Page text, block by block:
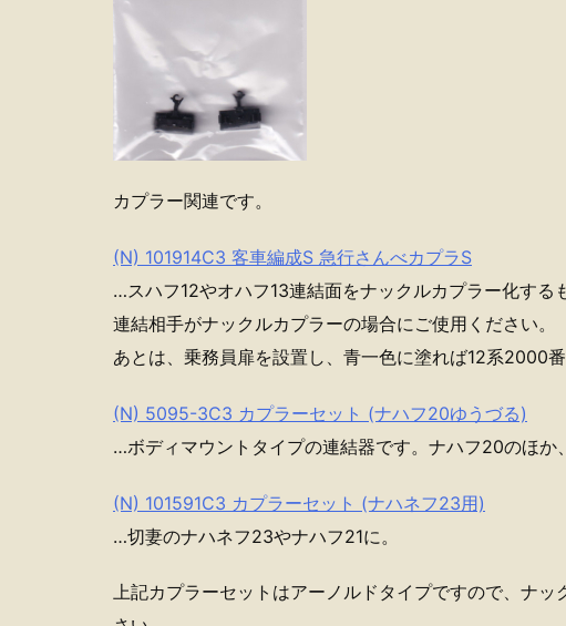
カプラー関連です。
(N) 101914C3 客車編成S 急行さんべカプラS
…スハフ12やオハフ13連結面をナックルカプラー化する
連結相手がナックルカプラーの場合にご使用ください。
あとは、乗務員扉を設置し、青一色に塗れば12系2000番
(N) 5095-3C3 カプラーセット (ナハフ20ゆうづる)
…ボディマウントタイプの連結器です。ナハフ20のほか
(N) 101591C3 カプラーセット (ナハネフ23用)
…切妻のナハネフ23やナハフ21に。
上記カプラーセットはアーノルドタイプですので、ナ